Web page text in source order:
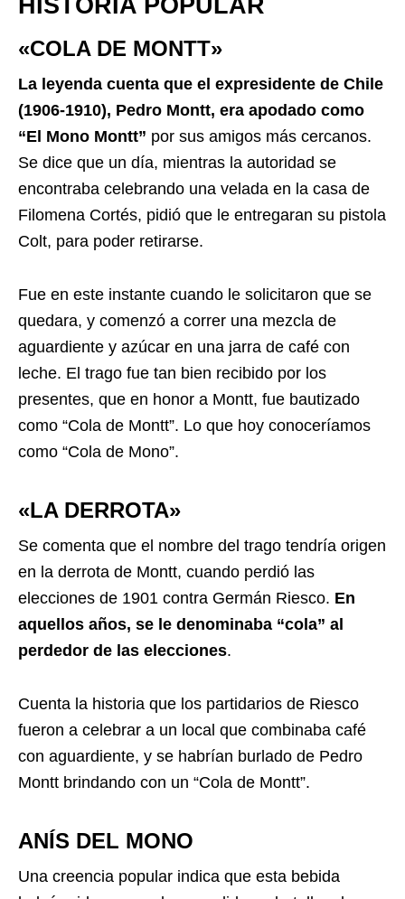
«COLA DE MONTT»
La leyenda cuenta que el expresidente de Chile
(1906-1910), Pedro Montt, era apodado como
“El Mono Montt” por sus amigos más cercanos.
Se dice que un día, mientras la autoridad se
encontraba celebrando una velada en la casa de
Filomena Cortés, pidió que le entregaran su pistola
Colt, para poder retirarse.
Fue en este instante cuando le solicitaron que se
quedara, y comenzó a correr una mezcla de
aguardiente y azúcar en una jarra de café con
leche. El trago fue tan bien recibido por los
presentes, que en honor a Montt, fue bautizado
como “Cola de Montt”. Lo que hoy conoceríamos
como “Cola de Mono”.
«LA DERROTA»
Se comenta que el nombre del trago tendría origen
en la derrota de Montt, cuando perdió las
elecciones de 1901 contra Germán Riesco. En
aquellos años, se le denominaba “cola” al
perdedor de las elecciones.
Cuenta la historia que los partidarios de Riesco
fueron a celebrar a un local que combinaba café
con aguardiente, y se habrían burlado de Pedro
Montt brindando con un “Cola de Montt”.
ANÍS DEL MONO
Una creencia popular indica que esta bebida